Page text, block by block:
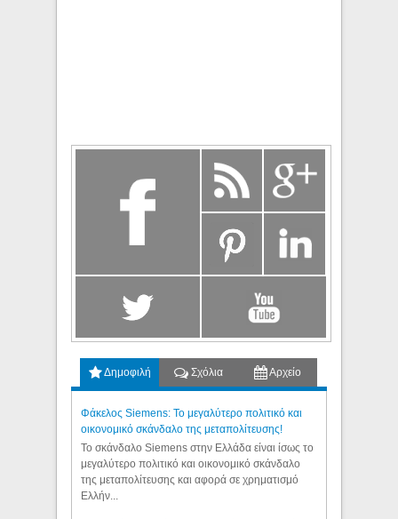
Δημοφιλή Σχόλια Αρχείο
Φάκελος Siemens: Το μεγαλύτερο πολιτικό και
οικονομικό σκάνδαλο της μεταπολίτευσης!
Το σκάνδαλο Siemens στην Ελλάδα είναι ίσως το
μεγαλύτερο πολιτικό και οικονομικό σκάνδαλο
της μεταπολίτευσης και αφορά σε χρηματισμό
Ελλήν...